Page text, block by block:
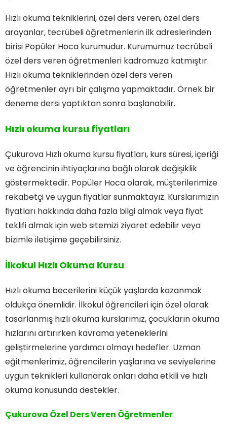
Hızlı okuma tekniklerini, özel ders veren, özel ders
arayanlar, tecrübeli öğretmenlerin ilk adreslerinden
birisi Popüler Hoca kurumudur. Kurumumuz tecrübeli
özel ders veren öğretmenleri kadromuza katmıştır.
Hızlı okuma tekniklerinden özel ders veren
öğretmenler ayrı bir çalışma yapmaktadır. Örnek bir
deneme dersi yaptıktan sonra başlanabilir.
Hızlı okuma kursu fiyatları
Çukurova Hızlı okuma kursu fiyatları, kurs süresi, içeriği
ve öğrencinin ihtiyaçlarına bağlı olarak değişiklik
göstermektedir. Popüler Hoca olarak, müşterilerimize
rekabetçi ve uygun fiyatlar sunmaktayız. Kurslarımızın
fiyatları hakkında daha fazla bilgi almak veya fiyat
teklifi almak için web sitemizi ziyaret edebilir veya
bizimle iletişime geçebilirsiniz.
İlkokul Hızlı Okuma Kursu
Hızlı okuma becerilerini küçük yaşlarda kazanmak
oldukça önemlidir. İlkokul öğrencileri için özel olarak
tasarlanmış hızlı okuma kurslarımız, çocukların okuma
hızlarını artırırken kavrama yeteneklerini
geliştirmelerine yardımcı olmayı hedefler. Uzman
eğitmenlerimiz, öğrencilerin yaşlarına ve seviyelerine
uygun teknikleri kullanarak onları daha etkili ve hızlı
okuma konusunda destekler.
Çukurova Özel Ders Veren Öğretmenler